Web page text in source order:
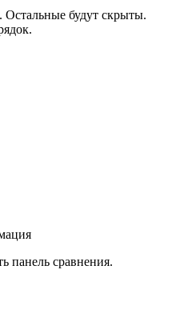
Остальные будут скрыты.
панель сравнения.